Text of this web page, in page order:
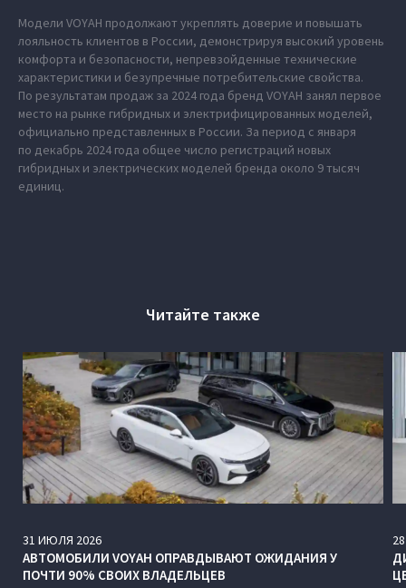
Модели VOYAH продолжают укреплять доверие и повышать
лояльность клиентов в России, демонстрируя высокий уровень
комфорта и безопасности, непревзойденные технические
характеристики и безупречные потребительские свойства.
По результатам продаж за 2024 года бренд VOYAH занял первое
место на рынке гибридных и электрифицированных моделей,
официально представленных в России. За период с января
по декабрь 2024 года общее число регистраций новых
гибридных и электрических моделей бренда около 9 тысяч
единиц.
Читайте также
31 ИЮЛЯ 2026
АВТОМОБИЛИ VOYAH ОПРАВДЫВАЮТ ОЖИДАНИЯ У
ПОЧТИ 90% СВОИХ ВЛАДЕЛЬЦЕВ
28